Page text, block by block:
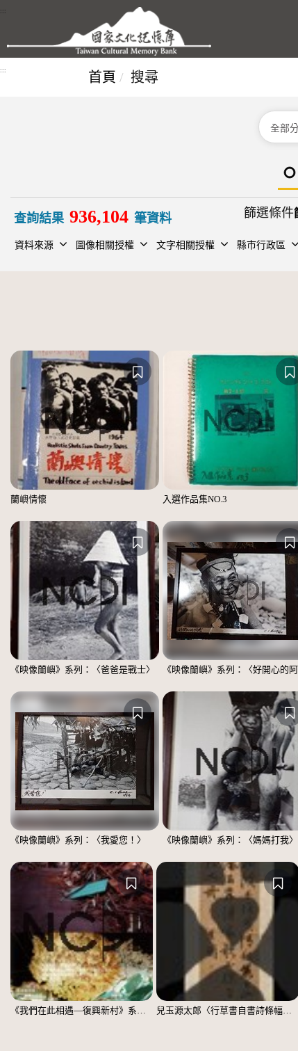
跳到主要內容區塊
:::
::: 首頁 搜尋
分類
查詢結果 936,104 筆資料 篩選條件
資料來源 圖像相關授權 文字相關授權 縣市行政區
蘭嶼情懷 入選作品集NO.3
《映像蘭嶼》系列：〈爸爸是戰士〉
《映像蘭嶼》系列：〈我愛您！〉 《映像蘭嶼》系列：〈媽媽打我〉
《我們在此相遇—復興新村》系列：〈殘響03〉 兒玉源太郎〈行草書自書詩條幅〉（印本）